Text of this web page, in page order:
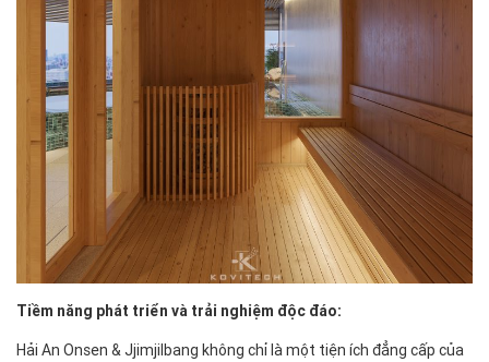
Tiềm năng phát triển và trải nghiệm độc đáo:
Hải An Onsen & Jjimjilbang không chỉ là một tiện ích đẳng cấp của